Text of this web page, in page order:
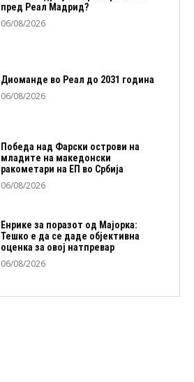
пред Реал Мадрид?
06/08/2026
Диоманде во Реал до 2031 година
06/08/2026
Победа над Фарски острови на
младите на македонски
ракометари на ЕП во Србија
06/08/2026
Енрике за поразот од Мајорка:
Тешко е да се даде објективна
оценка за овој натпревар
06/08/2026